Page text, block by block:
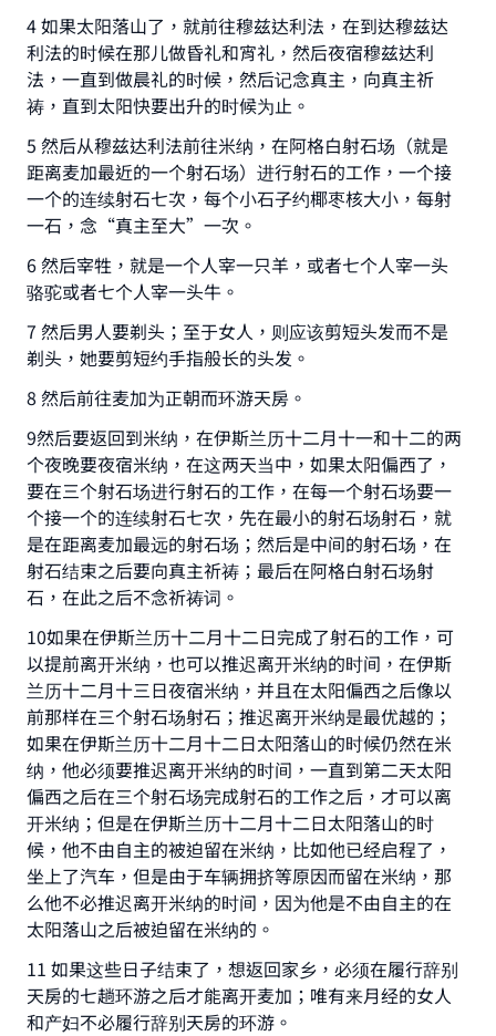
4 如果太阳落山了，就前往穆兹达利法，在到达穆兹达
利法的时候在那儿做昏礼和宵礼，然后夜宿穆兹达利
法，一直到做晨礼的时候，然后记念真主，向真主祈
祷，直到太阳快要出升的时候为止。
5 然后从穆兹达利法前往米纳，在阿格白射石场（就是
距离麦加最近的一个射石场）进行射石的工作，一个接
一个的连续射石七次，每个小石子约椰枣核大小，每射
一石，念“真主至大”一次。
6 然后宰牲，就是一个人宰一只羊，或者七个人宰一头
骆驼或者七个人宰一头牛。
7 然后男人要剃头；至于女人，则应该剪短头发而不是
剃头，她要剪短约手指般长的头发。
8 然后前往麦加为正朝而环游天房。
9然后要返回到米纳，在伊斯兰历十二月十一和十二的两
个夜晚要夜宿米纳，在这两天当中，如果太阳偏西了，
要在三个射石场进行射石的工作，在每一个射石场要一
个接一个的连续射石七次，先在最小的射石场射石，就
是在距离麦加最远的射石场；然后是中间的射石场，在
射石结束之后要向真主祈祷；最后在阿格白射石场射
石，在此之后不念祈祷词。
10如果在伊斯兰历十二月十二日完成了射石的工作，可
以提前离开米纳，也可以推迟离开米纳的时间，在伊斯
兰历十二月十三日夜宿米纳，并且在太阳偏西之后像以
前那样在三个射石场射石；推迟离开米纳是最优越的；
如果在伊斯兰历十二月十二日太阳落山的时候仍然在米
纳，他必须要推迟离开米纳的时间，一直到第二天太阳
偏西之后在三个射石场完成射石的工作之后，才可以离
开米纳；但是在伊斯兰历十二月十二日太阳落山的时
候，他不由自主的被迫留在米纳，比如他已经启程了，
坐上了汽车，但是由于车辆拥挤等原因而留在米纳，那
么他不必推迟离开米纳的时间，因为他是不由自主的在
太阳落山之后被迫留在米纳的。
11 如果这些日子结束了，想返回家乡，必须在履行辞别
天房的七趟环游之后才能离开麦加；唯有来月经的女人
和产妇不必履行辞别天房的环游。
Make an impact on millions of lives
with your contribution today
Your support is crucial for our mission.
The Prophet (ﷺ) said:
"A person who leads others to doing what is
good will earn the same reward as those who
do it."
(MUSLIM, 1893)